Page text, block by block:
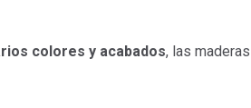
colores y acabados, las